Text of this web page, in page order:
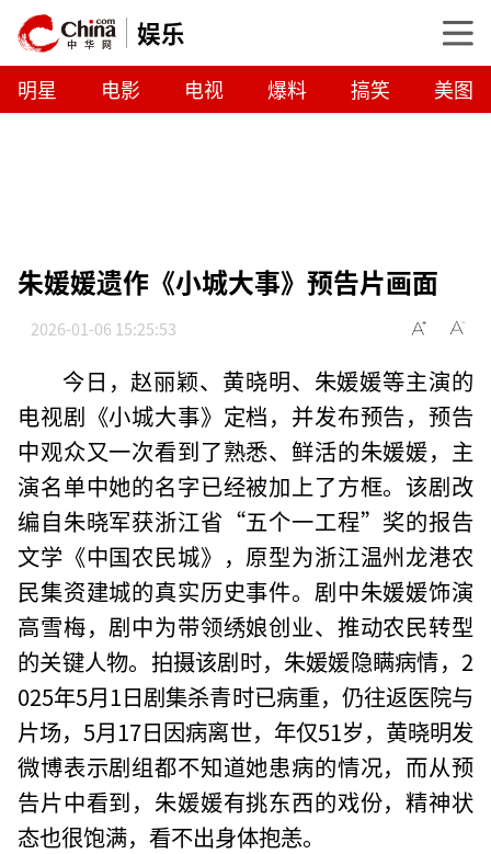
娱乐
明星 电影 电视 爆料 搞笑 美图
朱媛媛遗作《小城大事》预告片画面
2026-01-06 15:25:53
今日，赵丽颖、黄晓明、朱媛媛等主演的
电视剧《小城大事》定档，并发布预告，预告
中观众又一次看到了熟悉、鲜活的朱媛媛，主
演名单中她的名字已经被加上了方框。该剧改
编自朱晓军获浙江省“五个一工程”奖的报告
文学《中国农民城》，原型为浙江温州龙港农
民集资建城的真实历史事件。剧中朱媛媛饰演
高雪梅，剧中为带领绣娘创业、推动农民转型
的关键人物。拍摄该剧时，朱媛媛隐瞒病情，2
025年5月1日剧集杀青时已病重，仍往返医院与
片场，5月17日因病离世，年仅51岁，黄晓明发
微博表示剧组都不知道她患病的情况，而从预
告片中看到，朱媛媛有挑东西的戏份，精神状
态也很饱满，看不出身体抱恙。